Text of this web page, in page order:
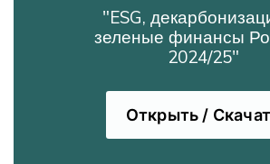
Четвёртый гвоздь: подмена
= климат + diversity + права
"ESG,
зеленые финансы
2024/25"
Открыть /